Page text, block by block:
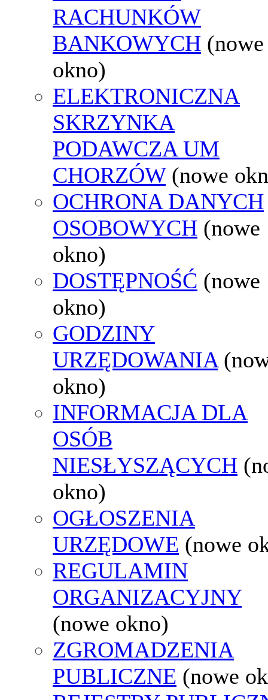
RACHUNKÓW
BANKOWYCH (nowe
okno)
ELEKTRONICZNA
SKRZYNKA
PODAWCZA UM
CHORZÓW (nowe
OCHRONA DANYCH
OSOBOWYCH (nowe
okno)
DOSTĘPNOŚĆ (nowe
okno)
GODZINY
URZĘDOWANIA
okno)
INFORMACJA DLA
OSÓB
NIESŁYSZĄCYCH
okno)
OGŁOSZENIA
URZĘDOWE (nowe
REGULAMIN
ORGANIZACYJNY
(nowe okno)
ZGROMADZENIA
PUBLICZNE (nowe